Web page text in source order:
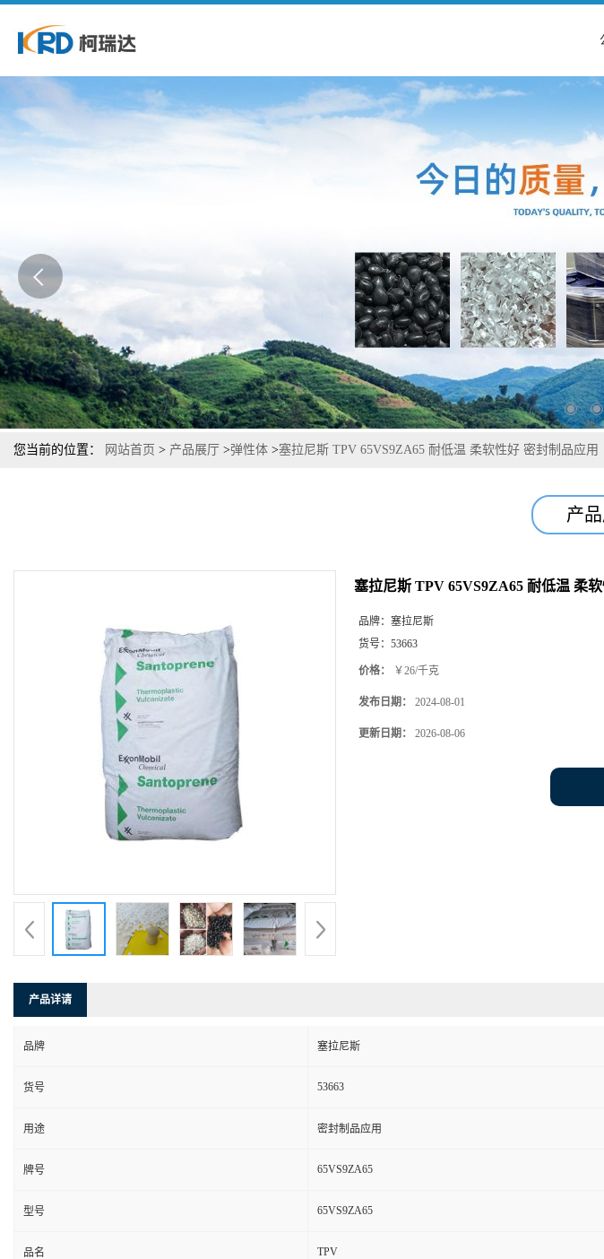
您当前的位置： 网站首页 > 产品展厅 >弹性体 >塞拉尼斯 TPV 65VS9ZA65 耐低温 柔软性好 密封制品应用
产
塞拉尼斯 TPV 65VS9ZA65 耐低温 柔
品牌： 塞拉尼斯
货号： 53663
价格： ￥26/千克
发布日期： 2024-08-01
更新日期： 2026-08-06
产品详请
品牌 塞拉尼斯
货号 53663
用途 密封制品应用
牌号 65VS9ZA65
型号 65VS9ZA65
品名 TPV